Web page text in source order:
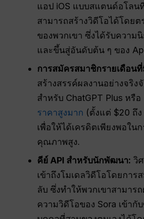
แอป iOS แบบสแตนด์อโลน
สามารถสร้างวิดีโอได้โดย
ของพวกเขา ซึ่งได้รับความ
และขึ้นสู่อันดับต้น ๆ ของ
การสมัครสมาชิกรายเดือน
สร้างสรรค์ผลงานอย่างจริง
สำหรับ ChatGPT Plus หรือ
ราคาสูงมาก (ตั้งแต่ $20 ถึ
เพื่อให้ได้เครดิตเพียงพอใน
คุณภาพสูง.
คีย์ API สำหรับนักพัฒนา: วิ
เข้าถึงโมเดลวิดีโอโดยการ
ลับ ซึ่งทำให้พวกเขาสามาร
ความวิดีโอของ Sora เข้ากั